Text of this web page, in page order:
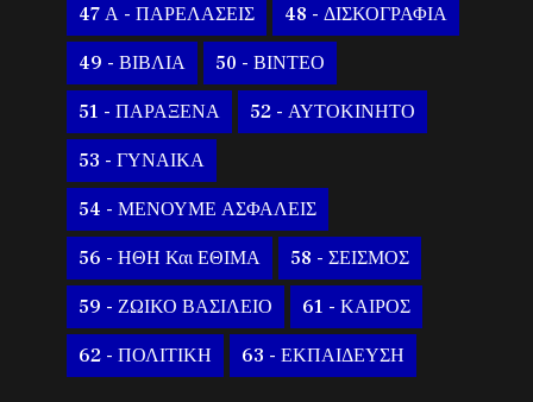
47 Α - ΠΑΡΕΛΑΣΕΙΣ 48 - ΔΙΣΚΟΓΡΑΦΙΑ
49 - ΒΙΒΛΙΑ 50 - ΒΙΝΤΕΟ
51 - ΠΑΡΑΞΕΝΑ 52 - ΑΥΤΟΚΙΝΗΤΟ
53 - ΓΥΝΑΙΚΑ
54 - ΜΕΝΟΥΜΕ ΑΣΦΑΛΕΙΣ
56 - ΗΘΗ Και ΕΘΙΜΑ 58 - ΣΕΙΣΜΟΣ
59 - ΖΩΙΚΟ ΒΑΣΙΛΕΙΟ 61 - ΚΑΙΡΟΣ
62 - ΠΟΛΙΤΙΚΗ 63 - ΕΚΠΑΙΔΕΥΣΗ